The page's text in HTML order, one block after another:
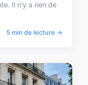
Il n'y a rien de
5 min de lecture →